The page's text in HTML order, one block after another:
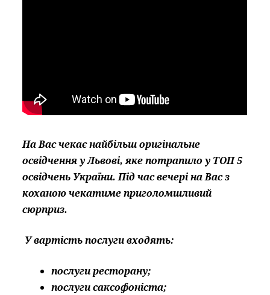
На Вас чекає найбільш оригінальне
освідчення у Львові, яке потрапило у ТОП 5
освідчень України. Під час вечері на Вас з
коханою чекатиме приголомшливий
сюрприз.
У вартість послуги входять:
послуги ресторану;
послуги саксофоніста;